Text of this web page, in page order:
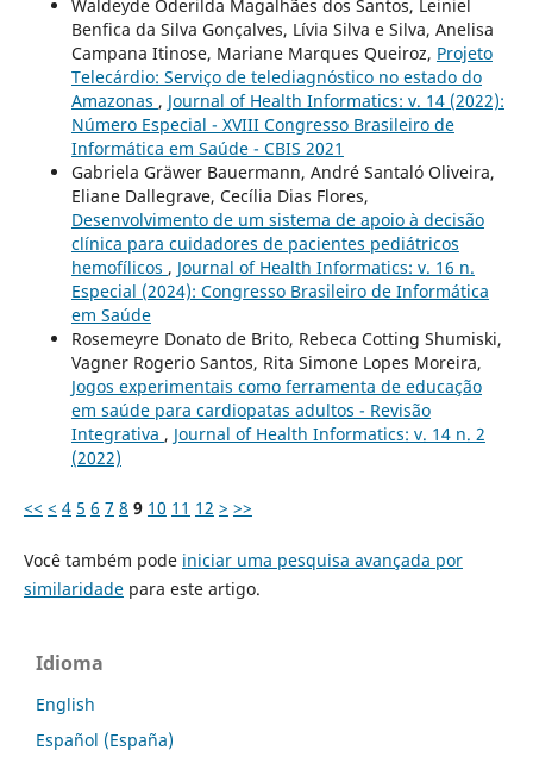
Waldeyde Oderilda Magalhães dos Santos, Leiniel
Benfica da Silva Gonçalves, Lívia Silva e Silva, Anelisa
Campana Itinose, Mariane Marques Queiroz, Projeto
Telecárdio: Serviço de telediagnóstico no estado do
Amazonas , Journal of Health Informatics: v. 14 (2022):
Número Especial - XVIII Congresso Brasileiro de
Informática em Saúde - CBIS 2021
Gabriela Gräwer Bauermann, André Santaló Oliveira,
Eliane Dallegrave, Cecília Dias Flores,
Desenvolvimento de um sistema de apoio à decisão
clínica para cuidadores de pacientes pediátricos
hemofílicos , Journal of Health Informatics: v. 16 n.
Especial (2024): Congresso Brasileiro de Informática
em Saúde
Rosemeyre Donato de Brito, Rebeca Cotting Shumiski,
Vagner Rogerio Santos, Rita Simone Lopes Moreira,
Jogos experimentais como ferramenta de educação
em saúde para cardiopatas adultos - Revisão
Integrativa , Journal of Health Informatics: v. 14 n. 2
(2022)
<< < 4 5 6 7 8 9 10 11 12 > >>
Você também pode iniciar uma pesquisa avançada por
similaridadepara este artigo.
Idioma
English
Español (España)